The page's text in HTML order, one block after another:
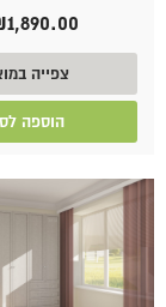
1,890.00
צפייה
הוספה